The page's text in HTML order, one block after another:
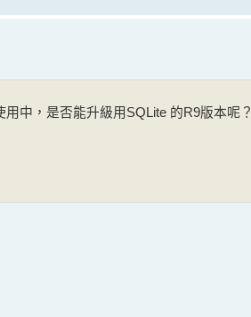
中，是否能升級用SQLite 的R9版本呢？